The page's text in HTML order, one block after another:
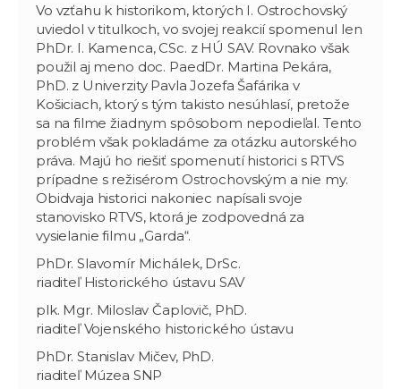
Vo vzťahu k historikom, ktorých I. Ostrochovský
uviedol v titulkoch, vo svojej reakcií spomenul len
PhDr. I. Kamenca, CSc. z HÚ SAV. Rovnako však
použil aj meno doc. PaedDr. Martina Pekára,
PhD. z Univerzity Pavla Jozefa Šafárika v
Košiciach, ktorý s tým takisto nesúhlasí, pretože
sa na filme žiadnym spôsobom nepodieľal. Tento
problém však pokladáme za otázku autorského
práva. Majú ho riešiť spomenutí historici s RTVS
prípadne s režisérom Ostrochovským a nie my.
Obidvaja historici nakoniec napísali svoje
stanovisko RTVS, ktorá je zodpovedná za
vysielanie filmu „Garda“.
PhDr. Slavomír Michálek, DrSc.
riaditeľ Historického ústavu SAV
plk. Mgr. Miloslav Čaplovič, PhD.
riaditeľ Vojenského historického ústavu
PhDr. Stanislav Mičev, PhD.
riaditeľ Múzea SNP